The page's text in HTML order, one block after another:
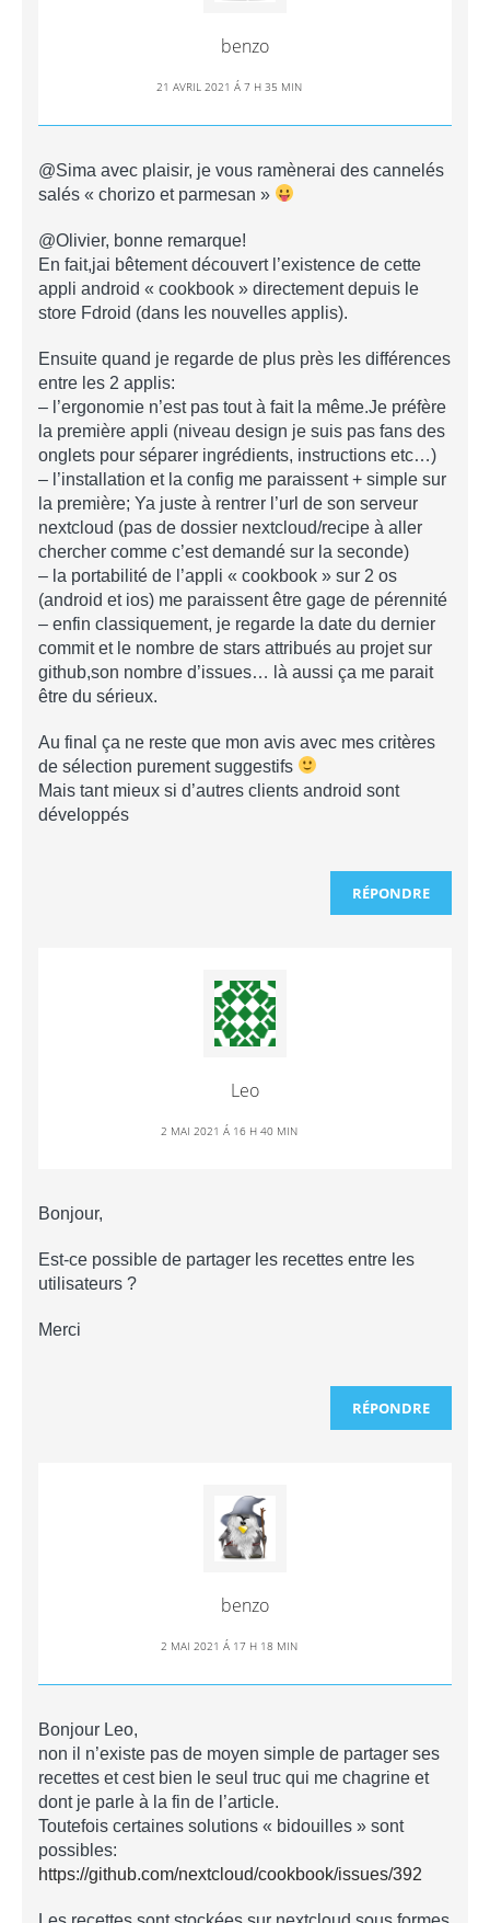
benzo
21 AVRIL 2021 Á 7 H 35 MIN
@Sima avec plaisir, je vous ramènerai des cannelés
salés « chorizo et parmesan »
@Olivier, bonne remarque!
En fait,jai bêtement découvert l’existence de cette
appli android « cookbook » directement depuis le
store Fdroid (dans les nouvelles applis).
Ensuite quand je regarde de plus près les différences
entre les 2 applis:
– l’ergonomie n’est pas tout à fait la même.Je préfère
la première appli (niveau design je suis pas fans des
onglets pour séparer ingrédients, instructions etc…)
– l’installation et la config me paraissent + simple sur
la première; Ya juste à rentrer l’url de son serveur
nextcloud (pas de dossier nextcloud/recipe à aller
chercher comme c’est demandé sur la seconde)
– la portabilité de l’appli « cookbook » sur 2 os
(android et ios) me paraissent être gage de pérennité
– enfin classiquement, je regarde la date du dernier
commit et le nombre de stars attribués au projet sur
github,son nombre d’issues… là aussi ça me parait
être du sérieux.
Au final ça ne reste que mon avis avec mes critères
de sélection purement suggestifs
Mais tant mieux si d’autres clients android sont
développés
RÉPONDRE
Leo
2 MAI 2021 Á 16 H 40 MIN
Bonjour,
Est-ce possible de partager les recettes entre les
utilisateurs ?
Merci
RÉPONDRE
benzo
2 MAI 2021 Á 17 H 18 MIN
Bonjour Leo,
non il n’existe pas de moyen simple de partager ses
recettes et cest bien le seul truc qui me chagrine et
dont je parle à la fin de l’article.
Toutefois certaines solutions « bidouilles » sont
possibles:
https://github.com/nextcloud/cookbook/issues/392